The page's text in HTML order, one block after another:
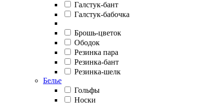
Галстук-бант
Галстук-бабочка
Брошь-цветок
Ободок
Резинка пара
Резинка-бант
Резинка-шелк
Белье
Гольфы
Носки